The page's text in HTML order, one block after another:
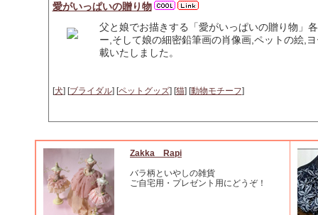
愛がいっぱいの贈り物
父と娘でお描きする「愛がいっぱいの贈り物」
ー,そして娘の細密鉛筆画の肖像画,ペットの絵,
載いたしました。
[犬] [ブライダル] [ペットグッズ] [猫] [動物モチーフ]
Zakka Rapi
バラ柄といやしの雑貨
ご自宅用・プレゼント用にどうぞ！